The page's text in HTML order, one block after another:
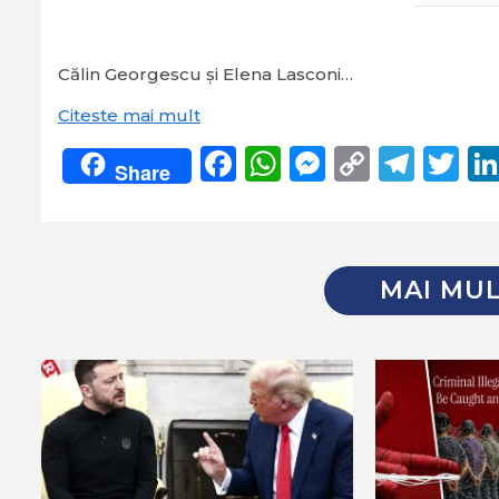
Călin Georgescu și Elena Lasconi…
Citeste mai mult
Share Facebook
WhatsApp
Copy
MAI